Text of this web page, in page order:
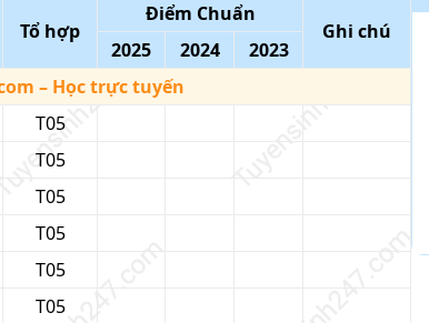
Tổ hợp
Điểm Chuẩn
Ghi chú
2025 2024
2023
– Học trực tuyến
T05
T05
T05
T05
T05
T05